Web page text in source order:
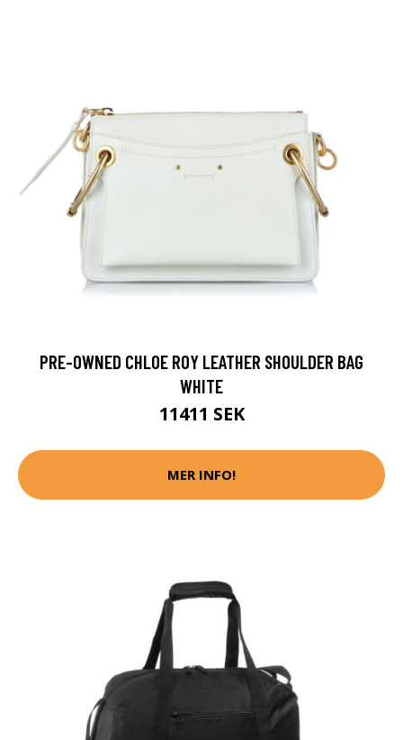
PRE-OWNED CHLOE ROY LEATHER SHOULDER BAG
WHITE
11411 SEK
MER INFO!